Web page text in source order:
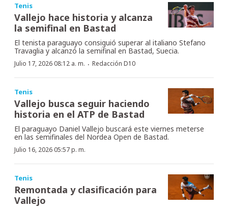
Tenis
Vallejo hace historia y alcanza
la semifinal en Bastad
El tenista paraguayo consiguió superar al italiano Stefano
Travaglia y alcanzó la semifinal en Bastad, Suecia.
Julio 17, 2026 08:12 a. m. · Redacción D10
Tenis
Vallejo busca seguir haciendo
historia en el ATP de Bastad
El paraguayo Daniel Vallejo buscará este viernes meterse
en las semifinales del Nordea Open de Bastad.
Julio 16, 2026 05:57 p. m.
Tenis
Remontada y clasificación para
Vallejo